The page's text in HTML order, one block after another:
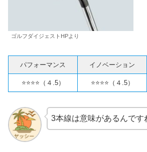
ゴルフダイジェストHPより
パフォーマンス イノベーション
⭐️⭐️⭐️⭐️（４.5） ⭐️⭐️⭐️⭐️（４.5）
3本線は意味があるんです